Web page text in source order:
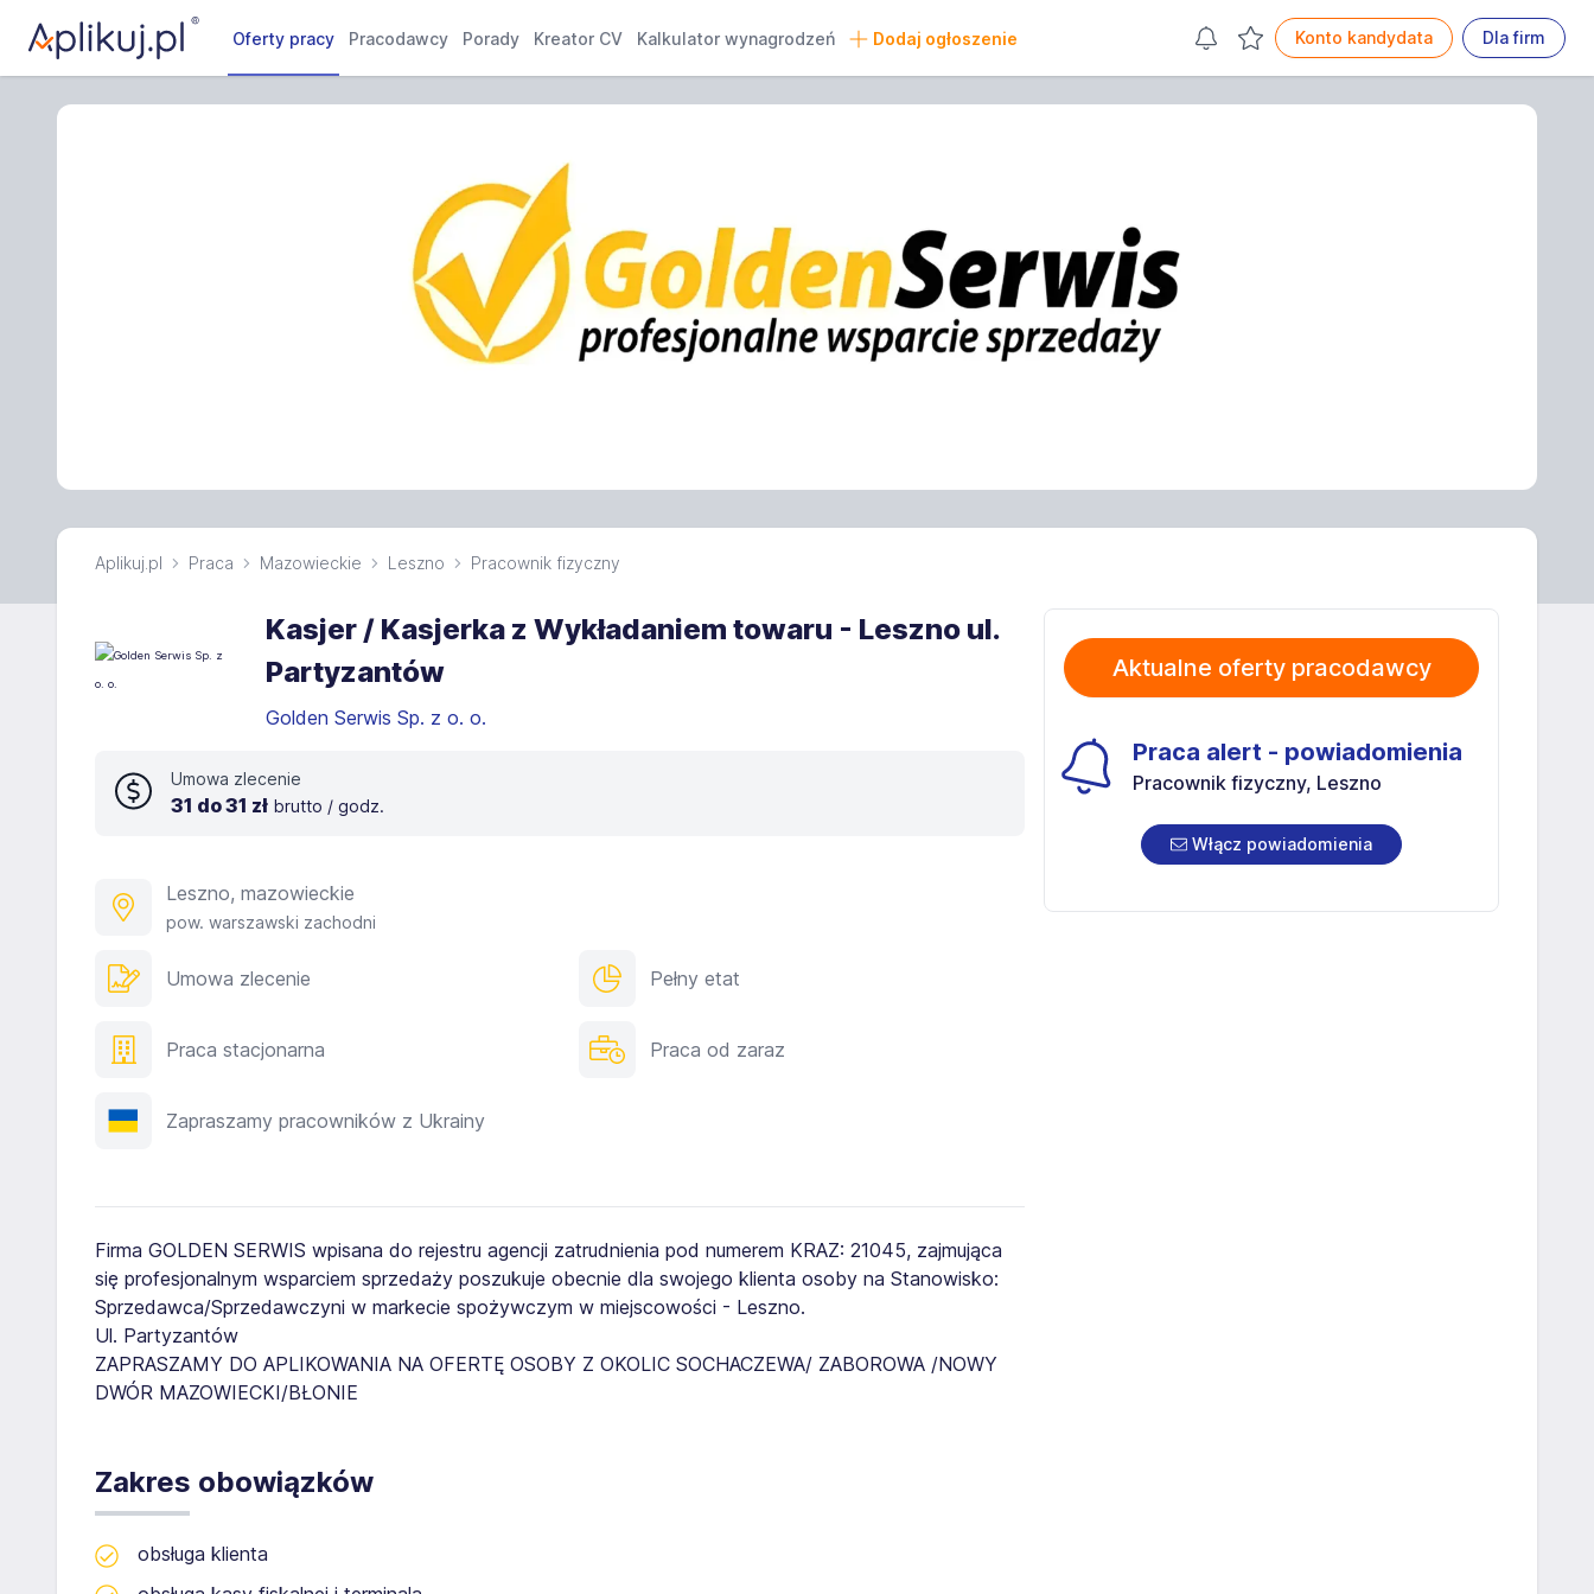
Oferty pracy Pracodawcy Porady Kreator CV Kalkulator wynagrodzeń Dodaj ogłoszenie Konto kandydata Dla firm
Aplikuj.pl Praca Mazowieckie Leszno Pracownik fizyczny
Kasjer / Kasjerka z Wykładaniem towaru - Leszno ul.
Partyzantów
Golden Serwis Sp. z o. o.
Umowa zlecenie
31 do 31 zł brutto / godz.
Leszno, mazowieckie
pow. warszawski zachodni
Umowa zlecenie Pełny etat
Praca stacjonarna Praca od zaraz
Zapraszamy pracowników z Ukrainy
Firma GOLDEN SERWIS wpisana do rejestru agencji zatrudnienia pod numerem KRAZ: 21045, zajmująca
się profesjonalnym wsparciem sprzedaży poszukuje obecnie dla swojego klienta osoby na Stanowisko:
Sprzedawca/Sprzedawczyni w markecie spożywczym w miejscowości - Leszno.
Ul. Partyzantów
ZAPRASZAMY DO APLIKOWANIA NA OFERTĘ OSOBY Z OKOLIC SOCHACZEWA/ ZABOROWA /NOWY
DWÓR MAZOWIECKI/BŁONIE
Zakres obowiązków
obsługa klienta
Aktualne oferty pracodawcy
Praca alert - powiadomienia
Pracownik fizyczny, Leszno
Włącz powiadomienia